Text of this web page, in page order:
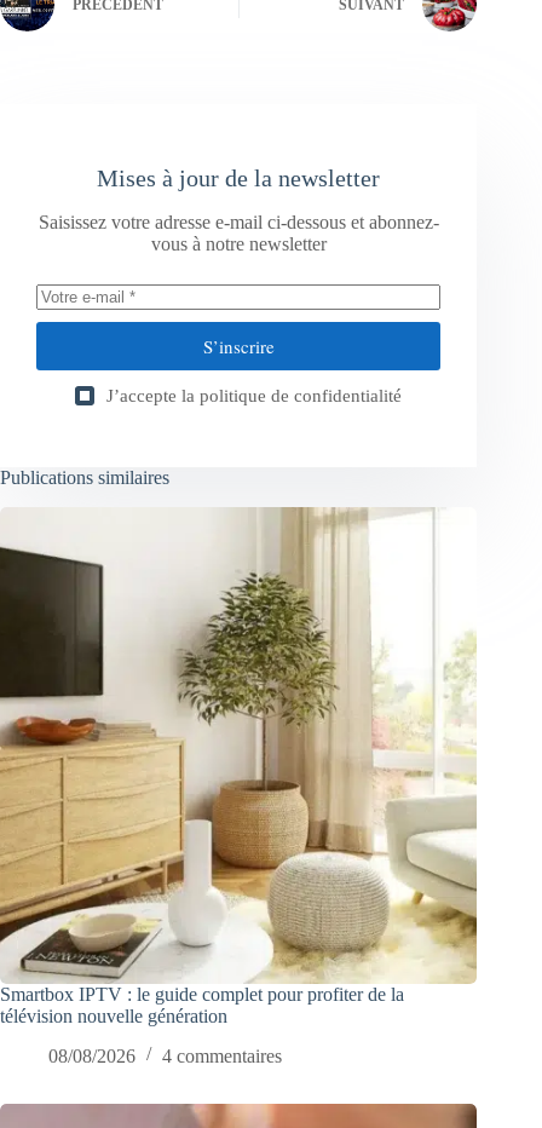
PRÉCÉDENT SUIVANT
Mises à jour de la newsletter
Saisissez votre adresse e-mail ci-dessous et abonnez-
vous à notre newsletter
S’inscrire
J’accepte la politique de confidentialité
Publications similaires
Smartbox IPTV : le guide complet pour profiter de la
télévision nouvelle génération
08/08/2026
4 commentaires